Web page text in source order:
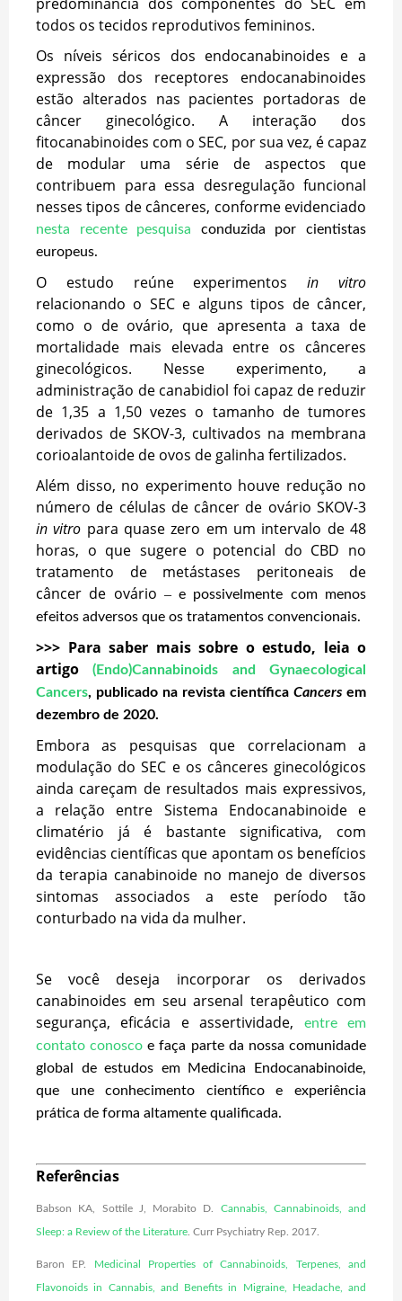
todos os tecidos reprodutivos femininos.
Os níveis séricos dos endocanabinoides e a
expressão dos receptores endocanabinoides
estão alterados nas pacientes portadoras de
câncer ginecológico. A interação dos
fitocanabinoides com o SEC, por sua vez, é capaz
de modular uma série de aspectos que
contribuem para essa desregulação funcional
nesses tipos de cânceres, conforme evidenciado
nesta recente pesquisa conduzida por cientistas
europeus.
O estudo reúne experimentosin vitro
relacionando o SEC e alguns tipos de câncer,
como o de ovário, que apresenta a taxa de
mortalidade mais elevada entre os cânceres
ginecológicos. Nesse experimento, a
administração de canabidiol foi capaz de reduzir
de 1,35 a 1,50 vezes o tamanho de tumores
derivados de SKOV-3, cultivados na membrana
corioalantoide de ovos de galinha fertilizados.
Além disso, no experimento houve redução no
número de células de câncer de ovário SKOV-3
in vitro para quase zero em um intervalo de 48
horas, o que sugere o potencial do CBD no
tratamento de metástases peritoneais de
câncer de ovário –e possivelmente com menos
efeitos adversos que os tratamentos convencionais.
>>> Para saber mais sobre o estudo, leia o
artigo(Endo)Cannabinoids and Gynaecological
Cancers, publicado na revista científica Cancers em
dezembro de 2020.
Embora as pesquisas que correlacionam a
modulação do SEC e os cânceres ginecológicos
ainda careçam de resultados mais expressivos,
a relação entre Sistema Endocanabinoide e
climatério já é bastante significativa, com
evidências científicas que apontam os benefícios
da terapia canabinoide no manejo de diversos
sintomas associados a este período tão
conturbado na vida da mulher.
Se você deseja incorporar os derivados
canabinoides em seu arsenal terapêutico com
segurança, eficácia e assertividade,
entre em
contato conosco e faça parte da nossa comunidade
global de estudos em Medicina Endocanabinoide,
que une conhecimento científico e experiência
prática de forma altamente qualificada.
Referências
Babson KA, Sottile J, Morabito D. Cannabis, Cannabinoids, and
Sleep: a Review of the Literature . Curr Psychiatry Rep. 2017.
Baron EP. Medicinal Properties of Cannabinoids, Terpenes, and
Flavonoids in Cannabis, and Benefits in Migraine, Headache, and